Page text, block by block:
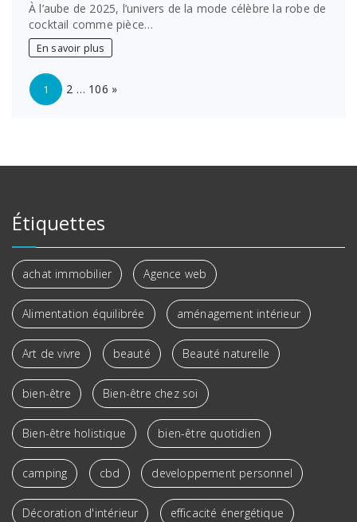
À l’aube de 2025, l’univers de la mode célèbre la robe de
cocktail comme pièce…
En savoir plus
Page:
1 2 … 106 »
Étiquettes
achat immobilier Agence web
Alimentation équilibrée aménagement intérieur
Art de vivre beauté Beauté naturelle
bien-être Bien-être chez soi
Bien-être holistique bien-être quotidien
camping cbd developpement personnel
Décoration d'intérieur efficacité énergétique